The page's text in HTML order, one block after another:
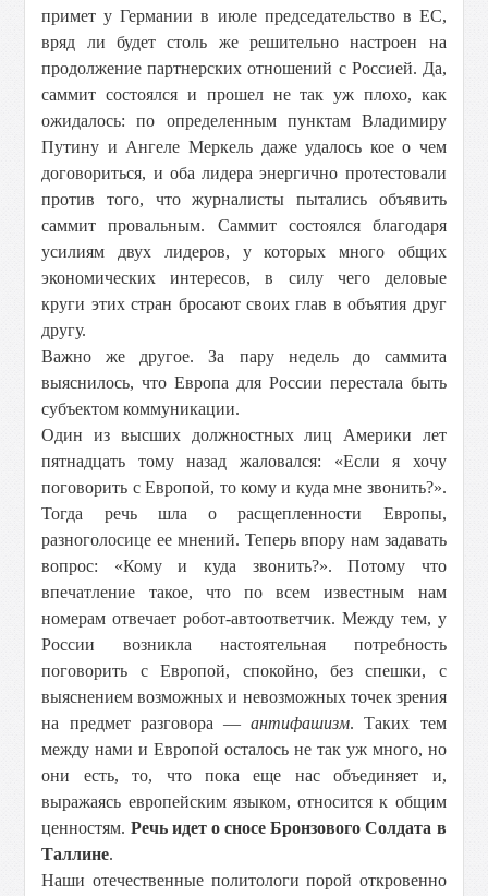
примет у Германии в июле председательство в ЕС,
вряд ли будет столь же решительно настроен на
продолжение партнерских отношений с Россией. Да,
саммит состоялся и прошел не так уж плохо, как
ожидалось: по определенным пунктам Владимиру
Путину и Ангеле Меркель даже удалось кое о чем
договориться, и оба лидера энергично протестовали
против того, что журналисты пытались объявить
саммит провальным. Саммит состоялся благодаря
усилиям двух лидеров, у которых много общих
экономических интересов, в силу чего деловые
круги этих стран бросают своих глав в объятия друг
другу.
Важно же другое. За пару недель до саммита
выяснилось, что Европа для России перестала быть
субъектом коммуникации.
Один из высших должностных лиц Америки лет
пятнадцать тому назад жаловался: «Если я хочу
поговорить с Европой, то кому и куда мне звонить?».
Тогда речь шла о расщепленности Европы,
разноголосице ее мнений. Теперь впору нам задавать
вопрос: «Кому и куда звонить?». Потому что
впечатление такое, что по всем известным нам
номерам отвечает робот-автоответчик. Между тем, у
России возникла настоятельная потребность
поговорить с Европой, спокойно, без спешки, с
выяснением возможных и невозможных точек зрения
на предмет разговора —антифашизм. Таких тем
между нами и Европой осталось не так уж много, но
они есть, то, что пока еще нас объединяет и,
выражаясь европейским языком, относится к общим
ценностям. Речь идет о сносе Бронзового Солдата в
Таллине.
Наши отечественные политологи порой откровенно